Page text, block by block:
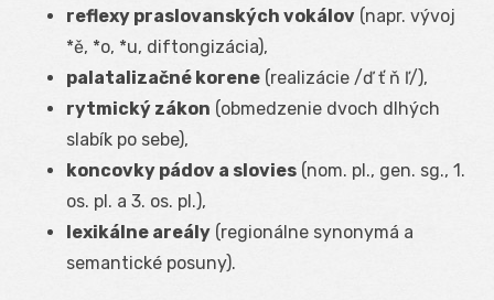
reflexy praslovanských vokálov (napr. vývoj
*ě, *o, *u, diftongizácia),
palatalizačné korene (realizácie /ď ť ň ľ/),
rytmický zákon (obmedzenie dvoch dlhých
slabík po sebe),
koncovky pádov a slovies (nom. pl., gen. sg., 1.
os. pl. a 3. os. pl.),
lexikálne areály (regionálne synonymá a
semantické posuny).